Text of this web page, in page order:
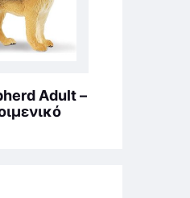
Adult –